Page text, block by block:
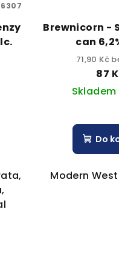
Brewnicorn -
can
71,90 Kč
87
Skladem
Do
Modern